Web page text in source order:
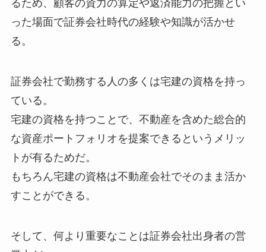
るため、顧客の資力の算定や返済能力の把握とい
った場面で証券会社時代の経験や知識が活かせ
る。
証券会社で勤務する人の多くは宅建の資格を持っ
ている。
宅建の資格を持つことで、不動産を含めた総合的
な資産ポートフォリオを提案できるというメリッ
トが有るためだ。
もちろん宅建の資格は不動産会社でそのまま活か
すことができる。
そして、何より重要なことは証券会社出身者の営